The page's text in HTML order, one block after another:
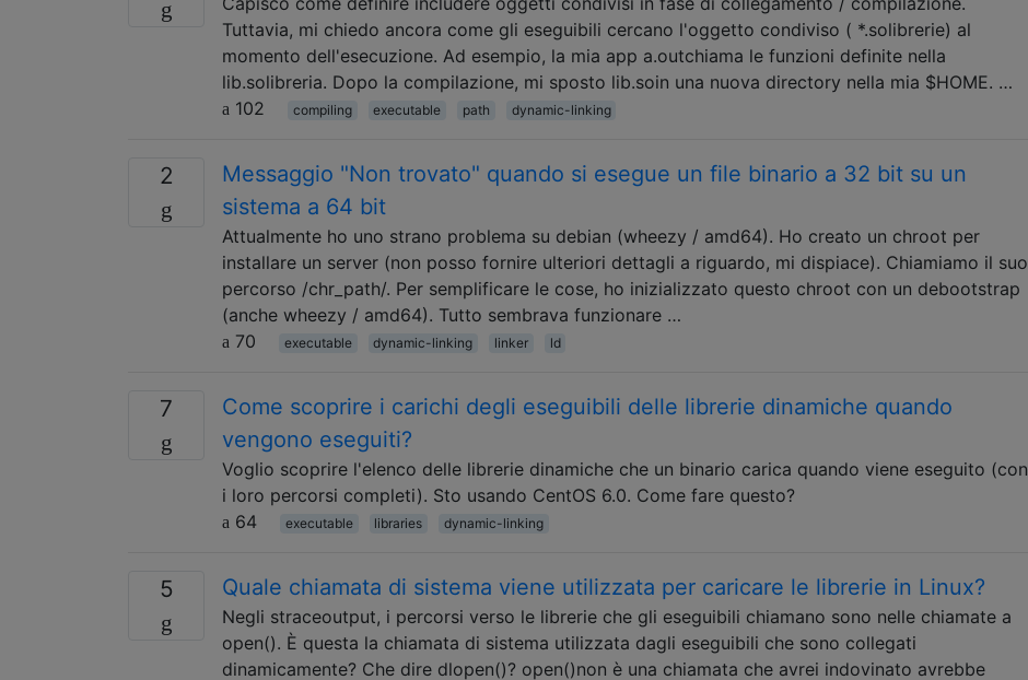
Tuttavia, mi chiedo ancora come gli eseguibili cercano l'oggetto condiviso ( *.solibrerie) al
momento dell'esecuzione. Ad esempio, la mia app a.outchiama le funzioni definite nella
lib.solibreria. Dopo la compilazione, mi sposto lib.soin una nuova directory nella mia $HOME. …
102
compiling executable path dynamic-linking
2
Messaggio "Non trovato" quando si esegue un file binario a 32 bit su un
sistema a 64 bit
Attualmente ho uno strano problema su debian (wheezy / amd64). Ho creato un chroot per
installare un server (non posso fornire ulteriori dettagli a riguardo, mi dispiace). Chiamiamo il suo
percorso /chr_path/. Per semplificare le cose, ho inizializzato questo chroot con un debootstrap
(anche wheezy / amd64). Tutto sembrava funzionare …
70
executable dynamic-linking linker ld
7
Come scoprire i carichi degli eseguibili delle librerie dinamiche quando
vengono eseguiti?
Voglio scoprire l'elenco delle librerie dinamiche che un binario carica quando viene eseguito (con
i loro percorsi completi). Sto usando CentOS 6.0. Come fare questo?
64
executable libraries dynamic-linking
5 Quale chiamata di sistema viene utilizzata per caricare le librerie in Linux?
Negli straceoutput, i percorsi verso le librerie che gli eseguibili chiamano sono nelle chiamate a
open(). È questa la chiamata di sistema utilizzata dagli eseguibili che sono collegati
dinamicamente? Che dire dlopen()? open()non è una chiamata che avrei indovinato avrebbe